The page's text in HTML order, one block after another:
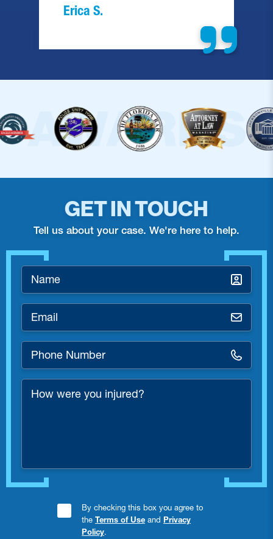
Erica S.
GET IN TOUCH
Tell us about your case. We're here to help.
Name
Email
Phone
Number
*
How
were
Consent
Checkbox
By checking this box you agree to
the Terms of Use and Privacy
Policy.